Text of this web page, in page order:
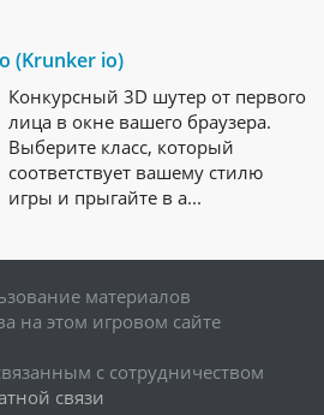
(Krunker io)
Конкурсный 3D шутер от первого
лица в окне вашего браузера.
Выберите класс, который
соответствует вашему стилю
игры и прыгайте в а...
материалов
на этом игровом сайте
с сотрудничеством
связи